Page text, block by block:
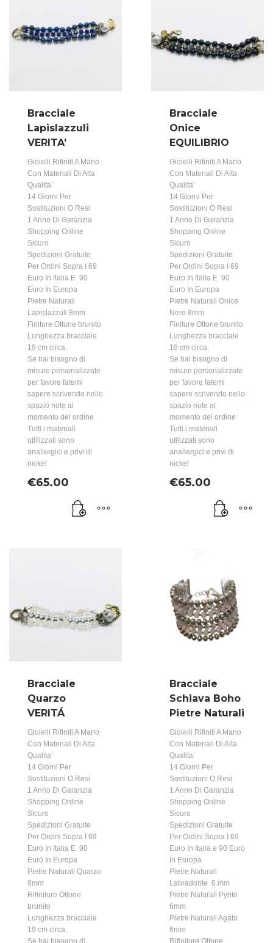
Bracciale
Lapislazzuli
VERITA’
Gioielli Rifiniti A Mano
Con Materiali Di Alta
Qualita’
14 Giorni Per
Sostituzioni O Resi
1 Anno Di Garanzia
Shopping Online
Sicuro
Spedizioni Gratuite
Per Ordini Sopra I 69
Euro In Italia E 90
Euro In Europa
Pietre Naturali
Lapislazzuli 8mm
Finiture Ottone brunito
Lunghezza bracciale
19 cm circa.
Se hai bisogno di
misure personalizzate
per favore fatemi
sapere scrivendo nello
spazio note al
momento del ordine
Tutti i materiali
utlilizzati sono
anallergici e privi di
nickel
€65.00
Bracciale
Onice
EQUILIBRIO
Gioielli Rifiniti A Mano
Con Materiali Di Alta
Qualita’
14 Giorni Per
Sostituzioni O Resi
1 Anno Di Garanzia
Shopping Online
Sicuro
Spedizioni Gratuite
Per Ordini Sopra I 69
Euro In Italia E 90
Euro In Europa
Pietre Naturali Onice
Nero 8mm
Finiture Ottone brunito
Lunghezza bracciale
19 cm circa.
Se hai bisogno di
misure personalizzate
per favore fatemi
sapere scrivendo nello
spazio note al
momento del ordine
Tutti i materiali
utilizzati sono
anallergici e privi di
nickel
€65.00
Bracciale
Quarzo
VERITÁ
Gioielli Rifiniti A Mano
Con Materiali Di Alta
Qualita’
14 Giorni Per
Sostituzioni O Resi
1 Anno Di Garanzia
Shopping Online
Sicuro
Spedizioni Gratuite
Per Ordini Sopra I 69
Euro In Italia E 90
Euro In Europa
Pietre Naturali Quarzo
8mm
Rifiniture Ottone
brunito
Lunghezza bracciale
19 cm circa.
Se hai bisogno di
Bracciale
Schiava Boho
Pietre Naturali
Gioielli Rifiniti A Mano
Con Materiali Di Alta
Qualita’
14 Giorni Per
Sostituzioni O Resi
1 Anno Di Garanzia
Shopping Online
Sicuro
Spedizioni Gratuite
Per Ordini Sopra I 69
Euro In Italia e 90 Euro
In Europa
Pietre Naturali
Labradorite 6 mm
Pietre Naturali Pyrite
6mm
Pietre Naturali Agata
6mm
Rifiniture Ottone